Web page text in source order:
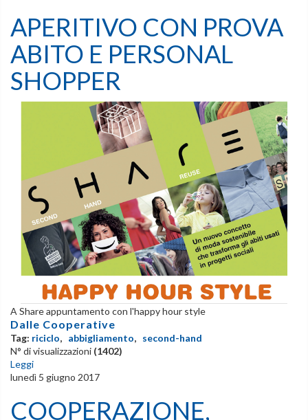
APERITIVO CON PROVA
ABITO E PERSONAL
SHOPPER
A Share appuntamento con l'happy hour style
Dalle Cooperative
Tag: riciclo, abbigliamento, second-hand
N° di visualizzazioni (1402)
Leggi
lunedì 5 giugno 2017
COOPERAZIONE,